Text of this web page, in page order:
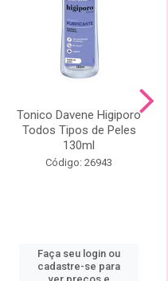
Tonico Davene Higiporo
Todos Tipos de Peles
130ml
Código: 26943
Faça seu login ou
cadastre-se para